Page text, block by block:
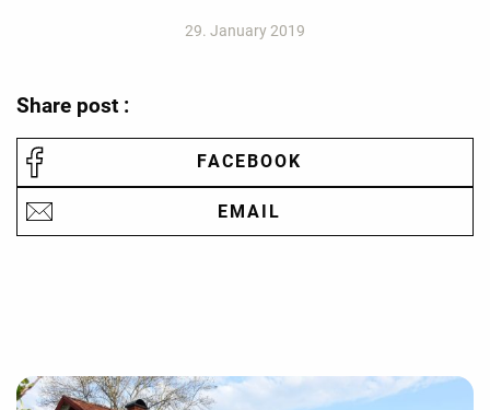
29. January 2019
Share post :
FACEBOOK
EMAIL